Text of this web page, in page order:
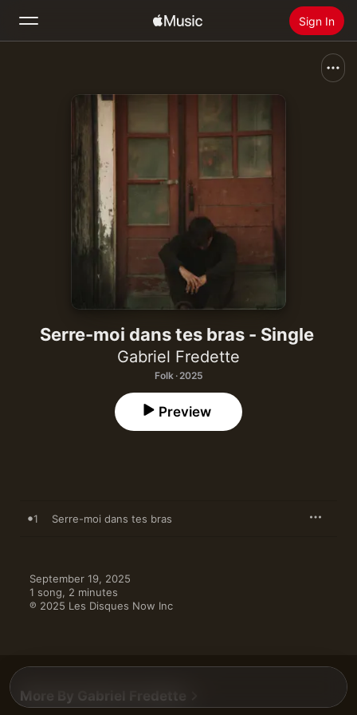
Sign In
Install Apple Music
Serre-moi dans tes bras - Single
Gabriel Fredette
Folk · 2025
Preview
1 Serre-moi dans tes bras
September 19, 2025
1 song, 2 minutes
℗ 2025 Les Disques Now Inc
More By Gabriel Fredette